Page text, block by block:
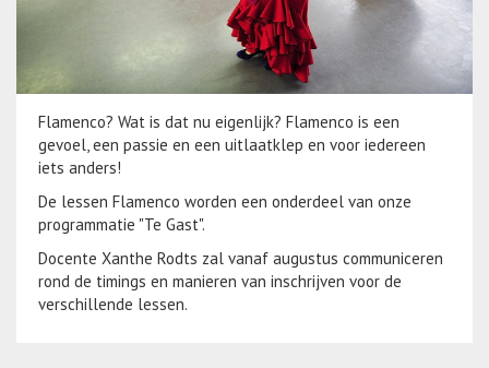
Flamenco? Wat is dat nu eigenlijk? Flamenco is een
gevoel, een passie en een uitlaatklep en voor iedereen
iets anders!
De lessen Flamenco worden een onderdeel van onze
programmatie "Te Gast".
Docente Xanthe Rodts zal vanaf augustus communiceren
rond de timings en manieren van inschrijven voor de
verschillende lessen.